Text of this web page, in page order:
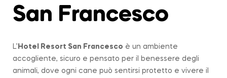
San Francesco
L’ Hotel Resort San Francesco è un ambiente
accogliente, sicuro e pensato per il benessere degli
animali, dove ogni cane può sentirsi protetto e vivere il